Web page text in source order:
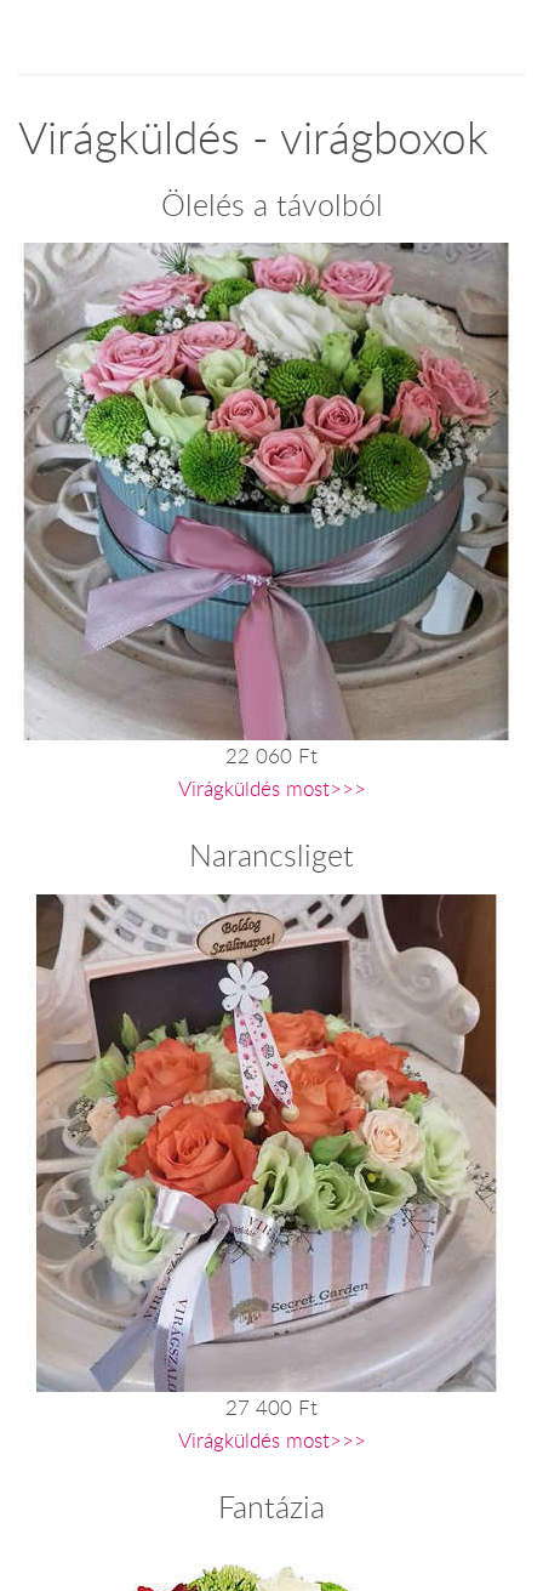
Virágküldés - virágboxok
Ölelés a távolból
22 060 Ft
Virágküldés most>>>
Narancsliget
27 400 Ft
Virágküldés most>>>
Fantázia